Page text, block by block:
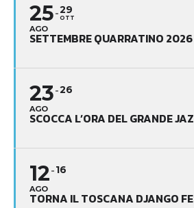
25
AGO
29
OTT
SETTEMBRE QUARRATINO 2026
23
AGO
26
SCOCCA L’ORA DEL GRANDE
12
AGO
16
TORNA IL TOSCANA DJANGO